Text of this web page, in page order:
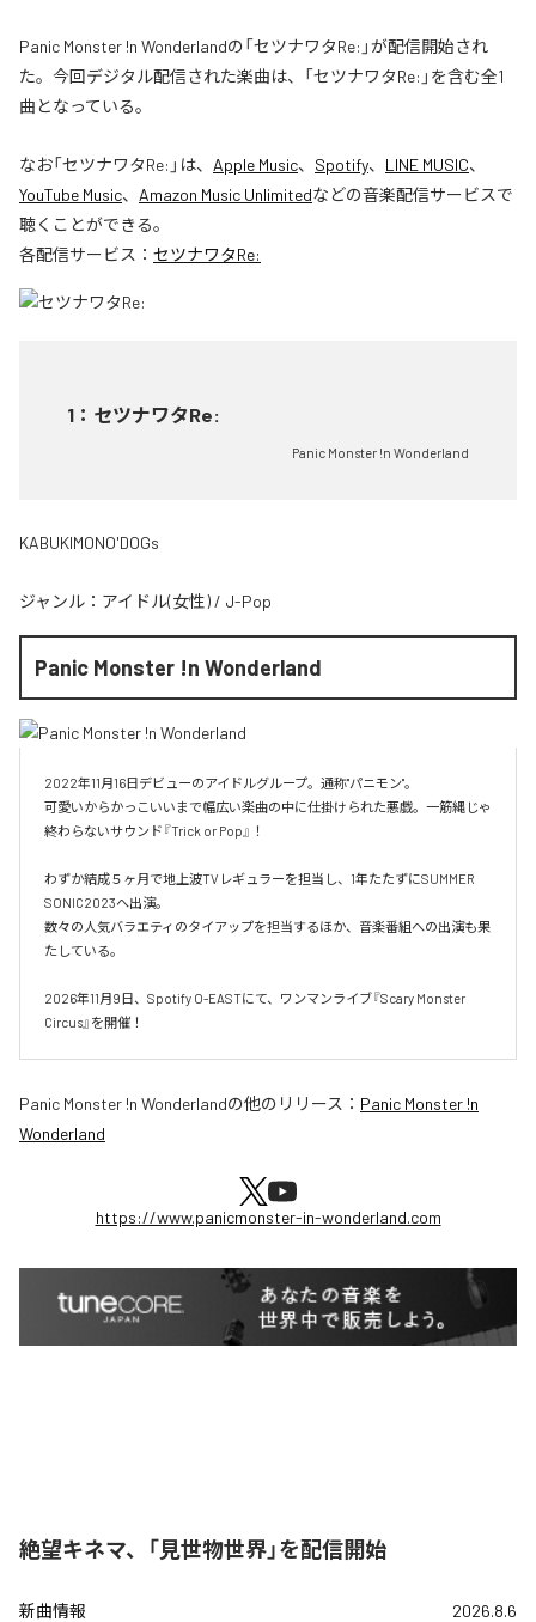
Panic Monster !n Wonderlandの「セツナワタRe:」が配信開始され
た。今回デジタル配信された楽曲は、「セツナワタRe:」を含む全1
曲となっている。
なお「セツナワタRe: 」は、 Apple Music、 Spotify、 LINE MUSIC、
YouTube Music、 Amazon Music Unlimitedなどの音楽配信サービスで
聴くことができる。
各配信サービス： セツナワタRe:
1 ： セツナワタRe:
Panic Monster !n Wonderland
KABUKIMONO'DOGs
ジャンル： アイドル(女性) / J-Pop
Panic Monster !n Wonderland
2022年11月16日デビューのアイドルグループ。通称"パニモン"。
可愛いからかっこいいまで幅広い楽曲の中に仕掛けられた悪戯。一筋縄じゃ
終わらないサウンド『Trick or Pop』！
わずか結成５ヶ月で地上波TVレギュラーを担当し、1年たたずにSUMMER
SONIC2023へ出演。
数々の人気バラエティのタイアップを担当するほか、音楽番組への出演も果
たしている。
2026年11月9日、Spotify O-EASTにて、ワンマンライブ『Scary Monster
Circus』を開催！
Panic Monster !n Wonderlandの他のリリース： Panic Monster !n
Wonderland
https://www.panicmonster-in-wonderland.com
絶望キネマ、「見世物世界」を配信開始
新曲情報 2026.8.6